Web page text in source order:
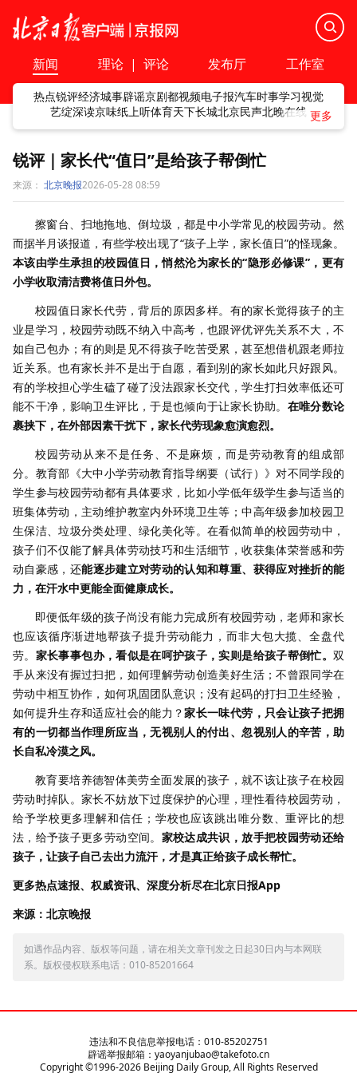
新闻 理论 | 评论 发布厅 工作室
热点锐评经济城事辟谣京剧都视频电子报汽车时事学习视觉
艺绽深读京味纸上听体育天下长城北京民声北晚在线
锐评｜家长代“值日”是给孩子帮倒忙
来源： 北京晚报2026-05-28 08:59
擦窗台、扫地拖地、倒垃圾，都是中小学常见的校园劳动。然
而据半月谈报道，有些学校出现了“孩子上学，家长值日”的怪现象。
本该由学生承担的校园值日，悄然沦为家长的“隐形必修课”，更有
小学收取清洁费将值日外包。
校园值日家长代劳，背后的原因多样。有的家长觉得孩子的主
业是学习，校园劳动既不纳入中高考，也跟评优评先关系不大，不
如自己包办；有的则是见不得孩子吃苦受累，甚至想借机跟老师拉
近关系。也有家长并不是出于自愿，看到别的家长如此只好跟风。
有的学校担心学生磕了碰了没法跟家长交代，学生打扫效率低还可
能不干净，影响卫生评比，于是也倾向于让家长协助。 在唯分数论
裹挟下，在外部因素干扰下，家长代劳现象愈演愈烈。
校园劳动从来不是任务、不是麻烦，而是劳动教育的组成部
分。教育部《大中小学劳动教育指导纲要（试行）》对不同学段的
学生参与校园劳动都有具体要求，比如小学低年级学生参与适当的
班集体劳动，主动维护教室内外环境卫生等；中高年级参加校园卫
生保洁、垃圾分类处理、绿化美化等。在看似简单的校园劳动中，
孩子们不仅能了解具体劳动技巧和生活细节，收获集体荣誉感和劳
动自豪感，还能逐步建立对劳动的认知和尊重、获得应对挫折的能
力，在汗水中更能全面健康成长。
即便低年级的孩子尚没有能力完成所有校园劳动，老师和家长
也应该循序渐进地帮孩子提升劳动能力，而非大包大揽、全盘代
劳。 家长事事包办，看似是在呵护孩子，实则是给孩子帮倒忙。双
手从来没有握过扫把，如何理解劳动创造美好生活；不曾跟同学在
劳动中相互协作，如何巩固团队意识；没有起码的打扫卫生经验，
如何提升生存和适应社会的能力？家长一味代劳，只会让孩子把拥
有的一切都当作理所应当，无视别人的付出、忽视别人的辛苦，助
长自私冷漠之风。
教育要培养德智体美劳全面发展的孩子，就不该让孩子在校园
劳动时掉队。家长不妨放下过度保护的心理，理性看待校园劳动，
给予学校更多理解和信任；学校也应该跳出唯分数、重评比的想
法，给予孩子更多劳动空间。 家校达成共识，放手把校园劳动还给
孩子，让孩子自己去出力流汗，才是真正给孩子成长帮忙。
更多热点速报、权威资讯、深度分析尽在北京日报App
来源：北京晚报
如遇作品内容、版权等问题，请在相关文章刊发之日起30日内与本网联
系。版权侵权联系电话：010-85201664
违法和不良信息举报电话：010-85202751
辟谣举报邮箱：yaoyanjubao@takefoto.cn
Copyright ©1996-2026Beijing Daily Group, All Rights Reserved